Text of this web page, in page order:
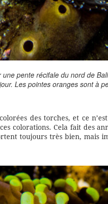
pente récifale du nord de
Les pointes oranges sont à
des torches, et ce
colorations. Cela fait des
toujours très bien, mais